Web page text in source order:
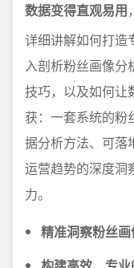
数据变得直观易用
详细讲解如何打造
入剖析粉丝画像分
技巧，以及如何让
获：一套系统的粉
据分析方法、可落
运营趋势的深度洞
力。
精准洞察粉丝